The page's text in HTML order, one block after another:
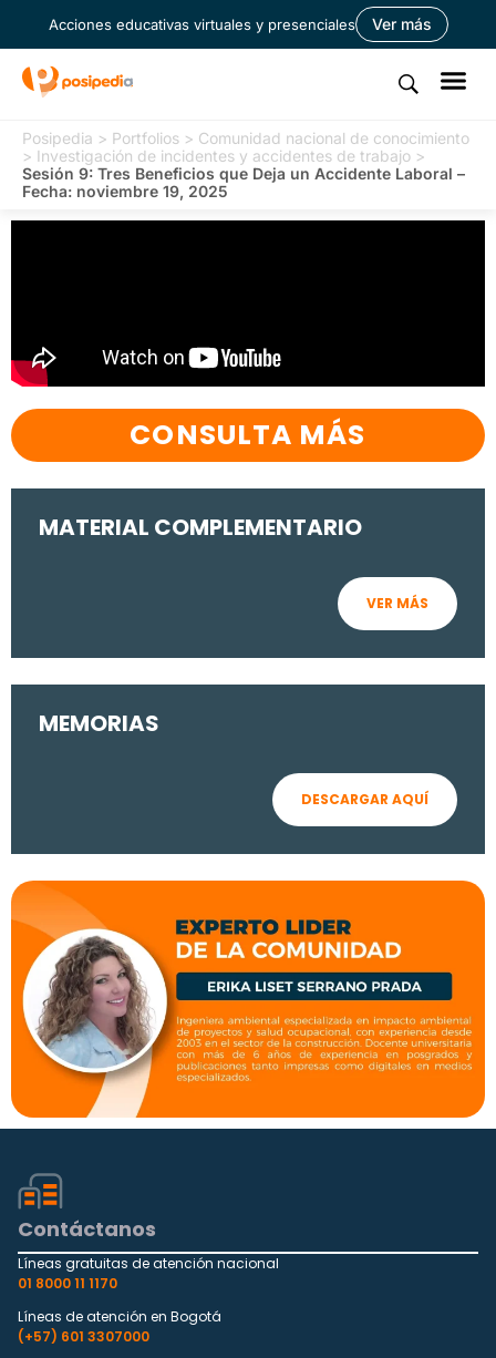
Acciones educativas virtuales y presenciales Ver más
Posipedia > Portfolios > Comunidad nacional de conocimiento
> Investigación de incidentes y accidentes de trabajo >
Sesión 9: Tres Beneficios que Deja un Accidente Laboral –
Fecha: noviembre 19, 2025
CONSULTA MÁS
MATERIAL COMPLEMENTARIO
VER MÁS
MEMORIAS
DESCARGAR AQUÍ
Contáctanos
Líneas gratuitas de atención nacional
01 8000 11 1170
Líneas de atención en Bogotá
(+57) 601 3307000